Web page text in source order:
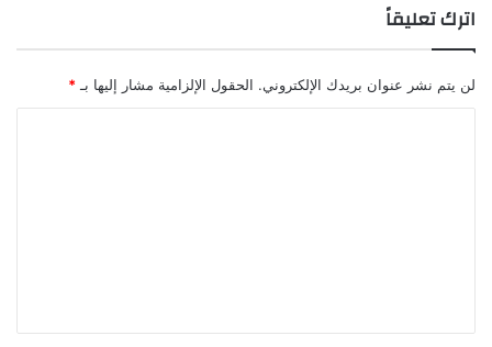
اترك تعليقاً
لن يتم نشر عنوان بريدك الإلكتروني. الحقول الإلزامية مشار إليها بـ *